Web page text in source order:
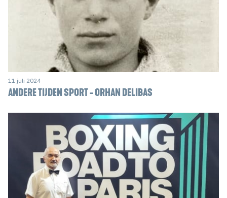
11 juli 2024
ANDERE TIJDEN SPORT - ORHAN DELIBAS